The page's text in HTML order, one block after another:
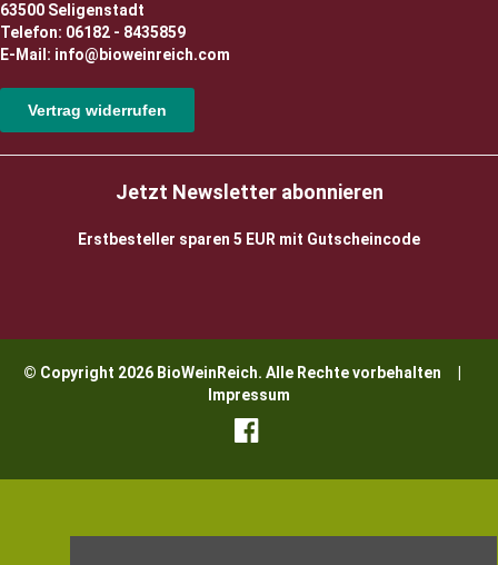
63500 Seligenstadt
Telefon: 06182 - 8435859
E-Mail: info@bioweinreich.com
Vertrag widerrufen
Jetzt Newsletter abonnieren
Erstbesteller sparen 5 EUR mit Gutscheincode
© Copyright 2026 BioWeinReich. Alle Rechte vorbehalten |
Impressum